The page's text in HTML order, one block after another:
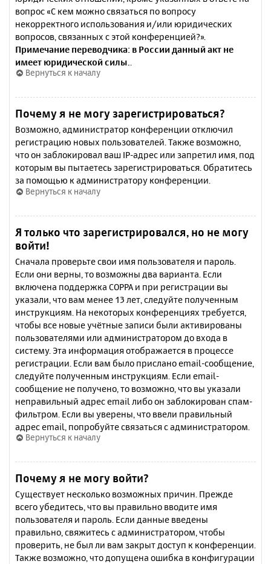
вопрос «С кем можно связаться по вопросу
некорректного использования и/или юридических
вопросов, связанных с этой конференцией?».
Примечание переводчика: в России данный акт не
имеет юридической силы.
Вернуться к началу
Почему я не могу зарегистрироваться?
Возможно, администратор конференции отключил
регистрацию новых пользователей. Также возможно,
что он заблокировал ваш IP-адрес или запретил имя, под
которым вы пытаетесь зарегистрироваться. Обратитесь
за помощью к администратору конференции.
Вернуться к началу
Я только что зарегистрировался, но не могу
войти!
Сначала проверьте свои имя пользователя и пароль.
Если они верны, то возможны два варианта. Если
включена поддержка COPPA и при регистрации вы
указали, что вам менее 13 лет, следуйте полученным
инструкциям. На некоторых конференциях требуется,
чтобы все новые учётные записи были активированы
пользователями или администратором до входа в
систему. Эта информация отображается в процессе
регистрации. Если вам было прислано email-сообщение,
следуйте полученным инструкциям. Если email-
сообщение не получено, то возможно, что вы указали
неправильный адрес email либо он заблокирован спам-
фильтром. Если вы уверены, что ввели правильный
адрес email, попробуйте связаться с администратором.
Вернуться к началу
Почему я не могу войти?
Существует несколько возможных причин. Прежде
всего убедитесь, что вы правильно вводите имя
пользователя и пароль. Если данные введены
правильно, свяжитесь с администратором, чтобы
проверить, не был ли вам закрыт доступ к конференции.
Также возможно, что допущена ошибка в конфигурации